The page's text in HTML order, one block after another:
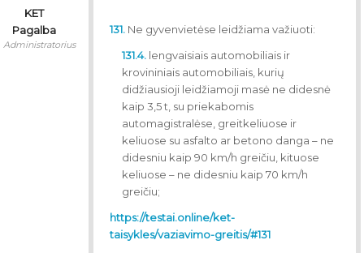
KET
Pagalba
Administratorius
131. Ne gyvenvietėse leidžiama važiuoti:
131.4. lengvaisiais automobiliais ir
krovininiais automobiliais, kurių
didžiausioji leidžiamoji masė ne didesnė
kaip 3,5 t, su priekabomis
automagistralėse, greitkeliuose ir
keliuose su asfalto ar betono danga – ne
didesniu kaip 90 km/h greičiu, kituose
keliuose – ne didesniu kaip 70 km/h
greičiu;
https://testai.online/ket-
taisykles/vaziavimo-greitis/#131